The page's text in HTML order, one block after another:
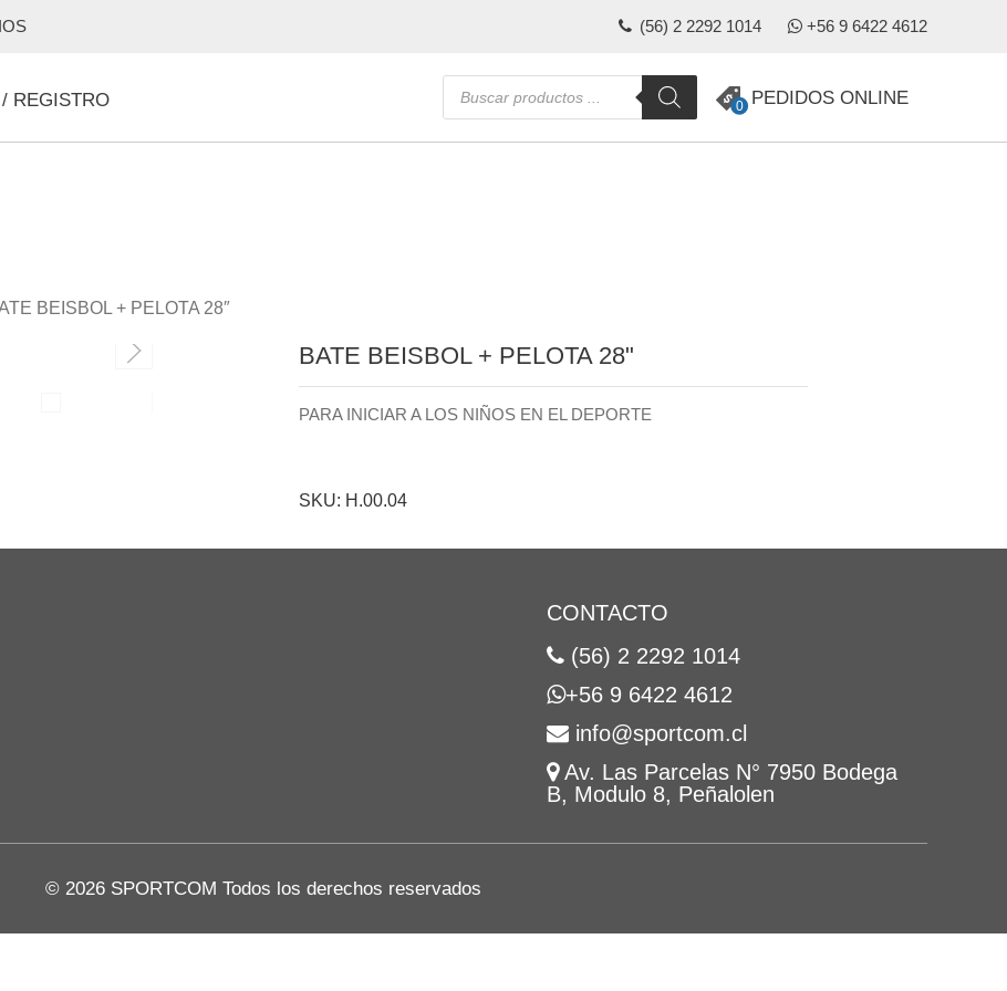
(56) 2 2292 1014 +56 9 6422 4612
REGISTRO
Búsqueda
de
productos
0 PEDIDOS ONLINE
BEISBOL + PELOTA 28″
BATE BEISBOL + PELOTA 28"
PARA INICIAR A LOS NIÑOS EN EL DEPORTE
SKU: H.00.04
CONTACTO
(56) 2 2292 1014
+56 9 6422 4612
info@sportcom.cl
Av. Las Parcelas N° 7950 Bodega
B, Modulo 8, Peñalolen
© 2026 SPORTCOM Todos los derechos reservados